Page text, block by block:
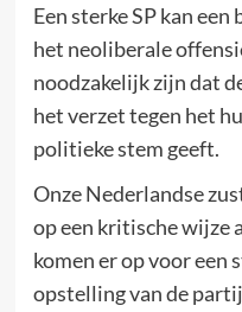
Een sterke SP kan
het neoliberale
noodzakelijk zijn dat
het verzet tegen het
politieke stem geeft.
Onze Nederlandse
op een kritische wijze
komen er op voor een
opstelling van de